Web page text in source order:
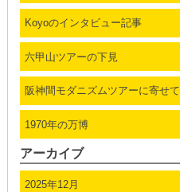
Koyoのインタビュー記事
六甲山ツアーの下見
阪神間モダニズムツアーに寄せて
1970年の万博
アーカイブ
2025年12月